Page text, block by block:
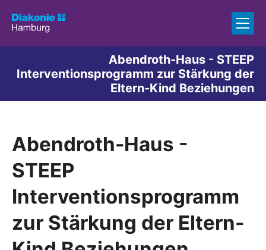
Abendroth-Haus - STEEP
Interventionsprogramm zur Stärkung der
Eltern-Kind Beziehungen
Abendroth-Haus -
STEEP
Interventionsprogramm
zur Stärkung der Eltern-